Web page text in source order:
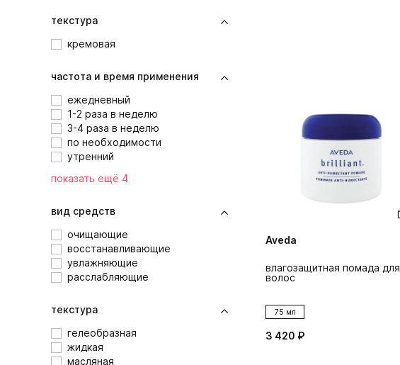
текстура
кремовая
частота и время применения
ежедневный
1-2 раза в неделю
3-4 раза в неделю
по необходимости
утренний
показать ещё 4
вид средств
очищающие
восстанавливающие
увлажняющие
расслабляющие
текстура
гелеобразная
жидкая
масляная
Aveda
влагозащитная помада для
волос
75 мл
3 420 ₽